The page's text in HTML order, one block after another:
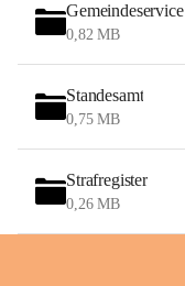
Gemeindeservice
0,82 MB
Standesamt
0,75 MB
Strafregister
0,26 MB